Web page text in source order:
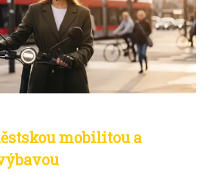
mobilitou a